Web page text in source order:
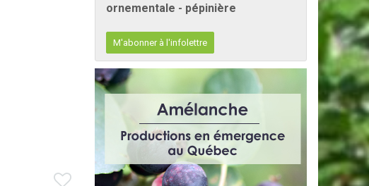
ornementale - pépinière
M'abonner à l'infolettre